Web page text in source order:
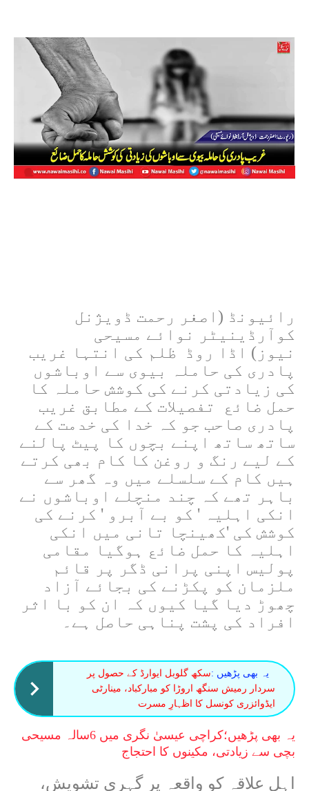
رائیونڈ (اصغر رحمت ڈویژنل
کوآرڈینیٹر نوائے مسیحی
نیوز) اڈا روڈ
ظلم کی انتہا غریب
پادری کی حاملہ بیوی سے اوباشوں
کی زیادتی کرنے کی کوشش حاملہ کا
حمل ضائع
تفصیلات کے مطابق غریب
پادری صاحب جو کہ خدا کی خدمت کے
ساتھ ساتھ اپنے بچوں کا پیٹ پالنے
کے لیے رنگ و روغن کا کام بھی کرتے
ہیں کام کے سلسلے میں وہ گھر سے
باہر تھے کہ چند منچلے اوباشوں نے
انکی اہلیہ ' کو بے آبرو ' کرنے کی
کوشش کی 'کھینچا تانی میں انکی
اہلیہ کا حمل ضائع ہوگیا مقامی
پولیس اپنی پرانی ڈگر پر قائم
ملزمان کو پکڑنے کی بجائے آزاد
چھوڑ دیا گیا کیوں کہ ان کو
با اثر
افراد کی پشت پناہی حاصل ہے۔
یہ بھی پڑھیں :سکھ گلوبل ایوارڈ کے حصول پر
سردار رمیش سنگھ اروڑا کو مبارکباد، مینارٹی
ایڈوائزری کونسل کا اظہارِ مسرت
یہ بھی پڑھیں؛
کراچی عیسیٰ نگری میں 6سالہ مسیحی
بچی سے زیادتی، مکینوں کا احتجاج
اہل علاقہ کو واقعہ پر گہری تشویش،